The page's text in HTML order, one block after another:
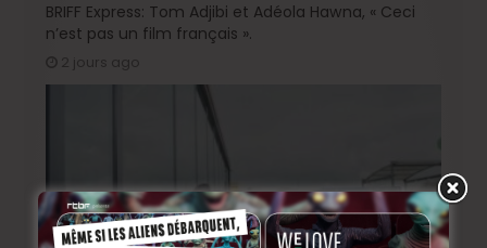
BRIFF Express: Tom Adjibi et Adéola Hawna, « Ceci
n’est pas un film français ».
2 jours ago